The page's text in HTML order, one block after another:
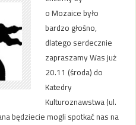
o Mozaice było
bardzo głośno,
dlatego serdecznie
zapraszamy Was już
20.11 (środa) do
Katedry
Kulturoznawstwa (ul.
będziecie mogli spotkać nas na